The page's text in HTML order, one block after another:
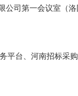
公司第一会议室（
平台、河南招标采